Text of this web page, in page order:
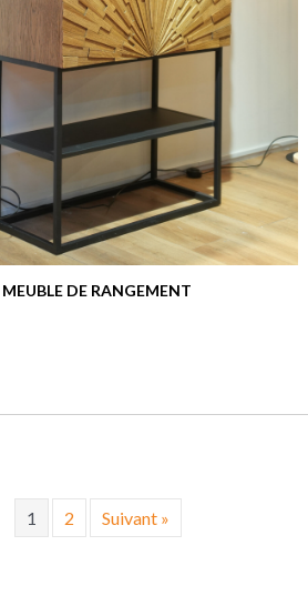
MEUBLE DE RANGEMENT
1 2 Suivant »